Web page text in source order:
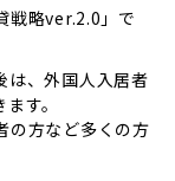
戦略ver.2.0」で
は、外国人入居者
す。
の方など多くの方